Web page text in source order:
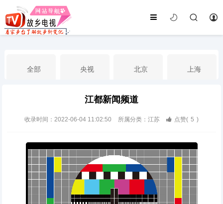
全部 央视 北京 上海
山东 江苏
辽宁 内蒙古 山西 陕西
江都新闻频道
收录时间：2022-06-04 11:02:50 所属分类：江苏 点赞( 5 )